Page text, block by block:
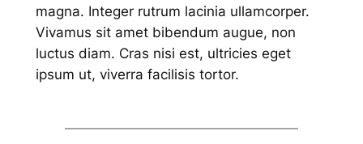
magna. Integer rutrum lacinia ullamcorper.
Vivamus sit amet bibendum augue, non
luctus diam. Cras nisi est, ultricies eget
ipsum ut, viverra facilisis tortor.